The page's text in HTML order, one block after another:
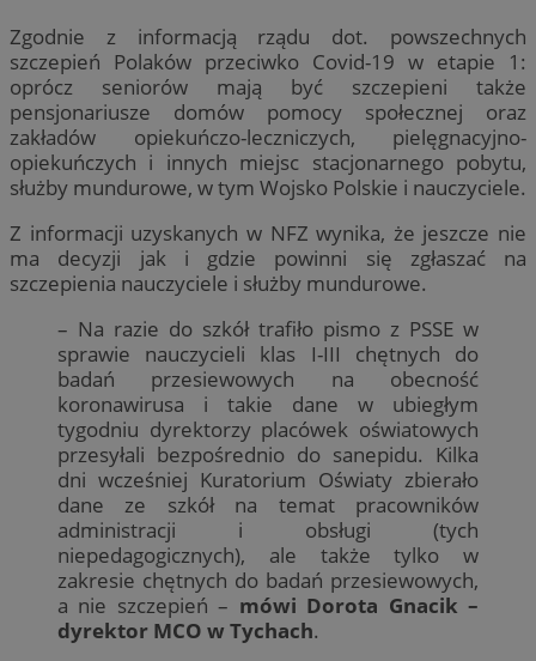
Zgodnie z informacją rządu dot. powszechnych
szczepień Polaków przeciwko Covid-19 w etapie 1:
oprócz seniorów mają być szczepieni także
pensjonariusze domów pomocy społecznej oraz
zakładów opiekuńczo-leczniczych, pielęgnacyjno-
opiekuńczych i innych miejsc stacjonarnego pobytu,
służby mundurowe, w tym Wojsko Polskie i nauczyciele.
Z informacji uzyskanych w NFZ wynika, że jeszcze nie
ma decyzji jak i gdzie powinni się zgłaszać na
szczepienia nauczyciele i służby mundurowe.
– Na razie do szkół trafiło pismo z PSSE w
sprawie nauczycieli klas I-III chętnych do
badań przesiewowych na obecność
koronawirusa i takie dane w ubiegłym
tygodniu dyrektorzy placówek oświatowych
przesyłali bezpośrednio do sanepidu. Kilka
dni wcześniej Kuratorium Oświaty zbierało
dane ze szkół na temat pracowników
administracji i obsługi (tych
niepedagogicznych), ale także tylko w
zakresie chętnych do badań przesiewowych,
a nie szczepień – mówi Dorota Gnacik –
dyrektor MCO w Tychach.